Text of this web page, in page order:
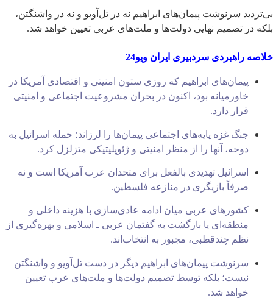
بی‌تردید سرنوشت پیمان‌های ابراهیم نه در تل‌آویو و نه در واشنگتن،
بلکه در تصمیم نهایی دولت‌ها و ملت‌های عربی تعیین خواهد شد.
خلاصه راهبردی سردبیری ایران ویو24
پیمان‌های ابراهیم که روزی ستون امنیتی و اقتصادی آمریکا در
خاورمیانه بود، اکنون در بحران مشروعیت اجتماعی و امنیتی
قرار دارد.
جنگ غزه پایه‌های اجتماعی پیمان‌ها را لرزاند؛ حمله اسرائیل به
دوحه، آنها را از منظر امنیتی و ژئوپلیتیکی متزلزل کرد.
اسرائیل تهدیدی بالفعل برای متحدان عرب آمریکا است و نه
صرفاً بازیگری در منازعه فلسطین.
کشورهای عربی میان ادامه عادی‌سازی با هزینه داخلی و
منطقه‌ای یا بازگشت به گفتمان عربی ـ اسلامی و بهره‌گیری از
نظم چندقطبی، مجبور به انتخاب‌اند.
سرنوشت پیمان‌های ابراهیم دیگر در دست تل‌آویو و واشنگتن
نیست؛ بلکه توسط تصمیم دولت‌ها و ملت‌های عرب تعیین
خواهد شد.